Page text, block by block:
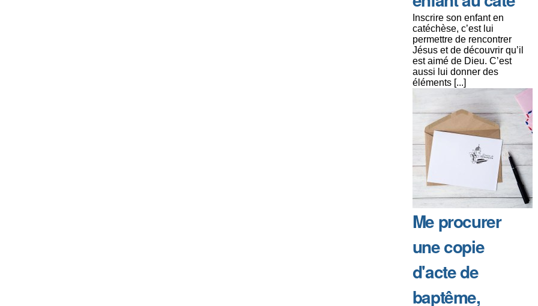
Inscrire son enfant en
catéchèse, c’est lui
permettre de rencontrer
Jésus et de découvrir qu’il
est aimé de Dieu. C’est
aussi lui donner des
éléments [...]
Me procurer
une copie
d'acte de
baptême,